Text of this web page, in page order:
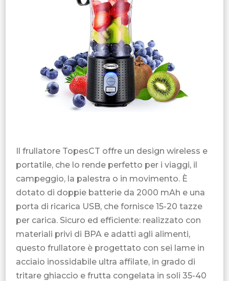
Il frullatore TopesCT offre un design wireless e
portatile, che lo rende perfetto per i viaggi, il
campeggio, la palestra o in movimento. È
dotato di doppie batterie da 2000 mAh e una
porta di ricarica USB, che fornisce 15-20 tazze
per carica. Sicuro ed efficiente: realizzato con
materiali privi di BPA e adatti agli alimenti,
questo frullatore è progettato con sei lame in
acciaio inossidabile ultra affilate, in grado di
tritare ghiaccio e frutta congelata in soli 35-40